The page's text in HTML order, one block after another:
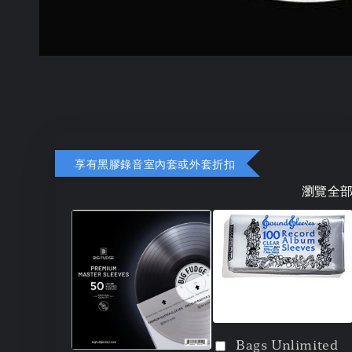
享有黑膠錄音室內套或外套折扣
瀏覽全
Bags Unlimited